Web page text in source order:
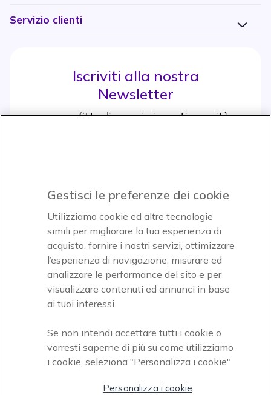
Servizio clienti
Iscriviti alla nostra
Newsletter
e approfitta di maggiori sconti e novità
Icon
Icon
Paga facilmente ed in assoluta sicurezza
Accettiamo
Gestisci le preferenze dei cookie
Utilizziamo cookie ed altre tecnologie
simili per migliorare la tua esperienza di
acquisto, fornire i nostri servizi, ottimizzare
l’esperienza di navigazione, misurare ed
analizzare le performance del sito e per
visualizzare contenuti ed annunci in base
ai tuoi interessi.
Se non intendi accettare tutti i cookie o
vorresti saperne di più su come utilizziamo
i cookie, seleziona "Personalizza i cookie"
Personalizza i cookie